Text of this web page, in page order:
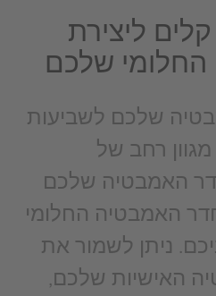
ליצירת
שלכם
שלכם לשביעות
רחב של
האמבטיה שלכם
האמבטיה החלומי
ניתן לשמור את
האישיות שלכם,